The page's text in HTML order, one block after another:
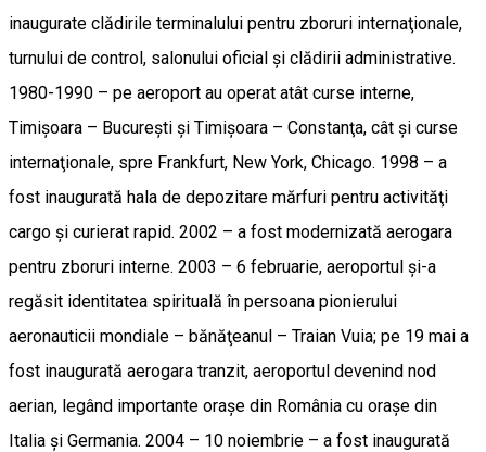
inaugurate clădirile terminalului pentru zboruri internaţionale,
turnului de control, salonului oficial şi clădirii administrative.
1980-1990 – pe aeroport au operat atât curse interne,
Timişoara – Bucureşti şi Timişoara – Constanţa, cât şi curse
internaţionale, spre Frankfurt, New York, Chicago. 1998 – a
fost inaugurată hala de depozitare mărfuri pentru activităţi
cargo şi curierat rapid. 2002 – a fost modernizată aerogara
pentru zboruri interne. 2003 – 6 februarie, aeroportul şi-a
regăsit identitatea spirituală în persoana pionierului
aeronauticii mondiale – bănăţeanul – Traian Vuia; pe 19 mai a
fost inaugurată aerogara tranzit, aeroportul devenind nod
aerian, legând importante oraşe din România cu oraşe din
Italia şi Germania. 2004 – 10 noiembrie – a fost inaugurată